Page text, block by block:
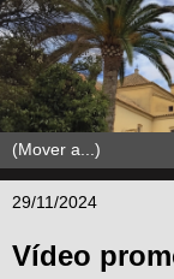
29/11/2024
Vídeo